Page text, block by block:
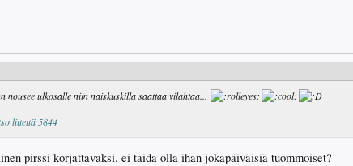
nousee ulkosalle niin naiskuskilla saattaa vilahtaa...
liitettä 5844
pirssi korjattavaksi. ei taida olla ihan jokapäiväisiä tuommoiset?